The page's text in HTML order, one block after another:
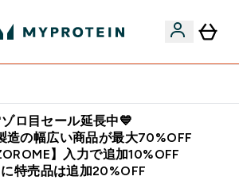
ゾロ目セール延長中💙
造の幅広い商品が最大70%OFF
】入力で追加10%OFF
に特売品は追加20%OFF